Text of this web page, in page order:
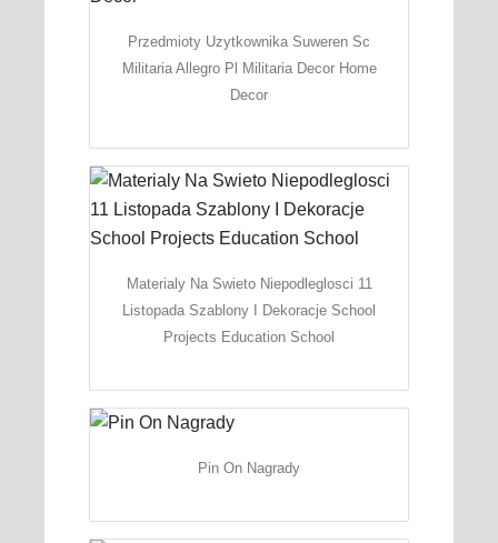
Przedmioty Uzytkownika Suweren Sc
Militaria Allegro Pl Militaria Decor Home
Decor
Materialy Na Swieto Niepodleglosci 11
Listopada Szablony I Dekoracje School
Projects Education School
Pin On Nagrady